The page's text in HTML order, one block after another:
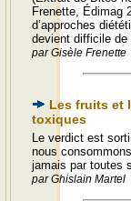
Frenette, Édimag
d’approches
devient difficile de
par Gisèle Frenette
Les fruits et
toxiques
Le verdict est
nous
jamais par toutes
par Ghislain Martel